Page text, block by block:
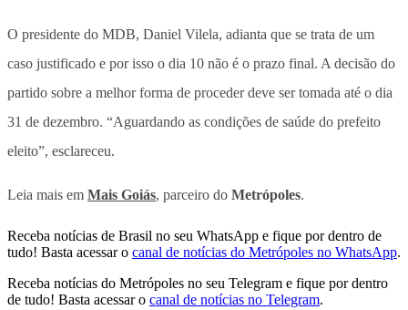
O presidente do MDB, Daniel Vilela, adianta que se trata de um
caso justificado e por isso o dia 10 não é o prazo final. A decisão do
partido sobre a melhor forma de proceder deve ser tomada até o dia
31 de dezembro. “Aguardando as condições de saúde do prefeito
eleito”, esclareceu.
Leia mais em Mais Goiás, parceiro do Metrópoles.
Receba notícias de Brasil no seu WhatsApp e fique por dentro de
tudo! Basta acessar o canal de notícias do Metrópoles no WhatsApp.
Receba notícias do Metrópoles no seu Telegram e fique por dentro
de tudo! Basta acessar o canal de notícias no Telegram.